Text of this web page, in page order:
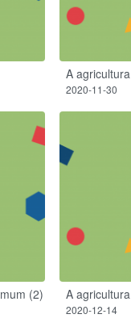
A
2020-11-30
(2) A
2020-12-14